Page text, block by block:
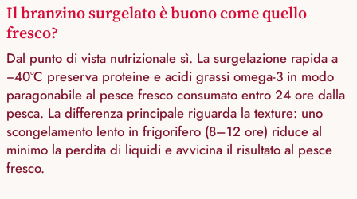
Il branzino surgelato è buono come quello
fresco?
Dal punto di vista nutrizionale sì. La surgelazione rapida a
−40°C preserva proteine e acidi grassi omega-3 in modo
paragonabile al pesce fresco consumato entro 24 ore dalla
pesca. La differenza principale riguarda la texture: uno
scongelamento lento in frigorifero (8–12 ore) riduce al
minimo la perdita di liquidi e avvicina il risultato al pesce
fresco.